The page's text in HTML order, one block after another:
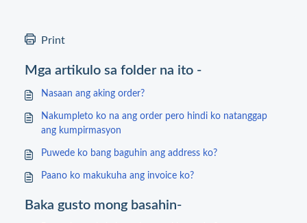
Print
Mga artikulo sa folder na ito -
Nasaan ang aking order?
Nakumpleto ko na ang order pero hindi ko natanggap
ang kumpirmasyon
Puwede ko bang baguhin ang address ko?
Paano ko makukuha ang invoice ko?
Baka gusto mong basahin-